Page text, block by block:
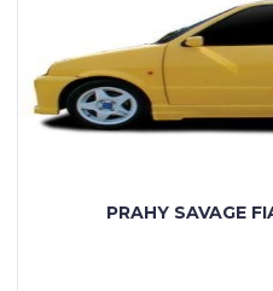
PRAHY SAVAGE